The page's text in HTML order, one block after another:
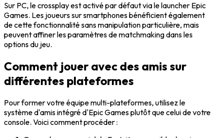
Sur PC, le crossplay est activé par défaut via le launcher Epic
Games. Les joueurs sur smartphones bénéficient également
de cette fonctionnalité sans manipulation particulière, mais
peuvent affiner les paramètres de matchmaking dans les
options du jeu.
Comment jouer avec des amis sur
différentes plateformes
Pour former votre équipe multi-plateformes, utilisez le
système d'amis intégré d'Epic Games plutôt que celui de votre
console. Voici comment procéder :